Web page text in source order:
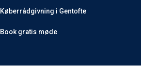
Køberrådgivning i Gentofte
Book gratis møde